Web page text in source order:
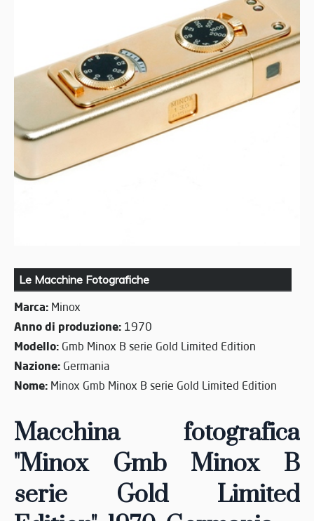
Le Macchine Fotografiche
Marca: Minox
Anno di produzione: 1970
Modello: Gmb Minox B serie Gold Limited Edition
Nazione: Germania
Nome: Minox Gmb Minox B serie Gold Limited Edition
Macchina fotografica
"Minox Gmb Minox B
serie Gold Limited